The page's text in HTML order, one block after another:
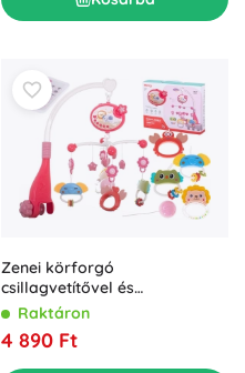
Zenei körforgó
csillagvetítővel és
távirányítóval a kiságyhoz –
Raktáron
4 890 Ft